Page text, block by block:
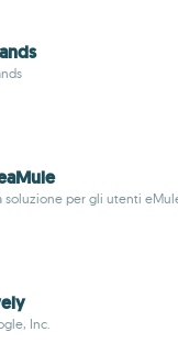
soluzione per gli utenti
Inc.